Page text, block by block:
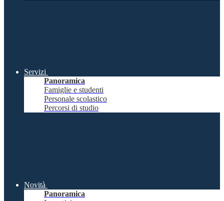
Servizi
Panoramica
Famiglie e studenti
Personale scolastico
Percorsi di studio
Novità
Panoramica